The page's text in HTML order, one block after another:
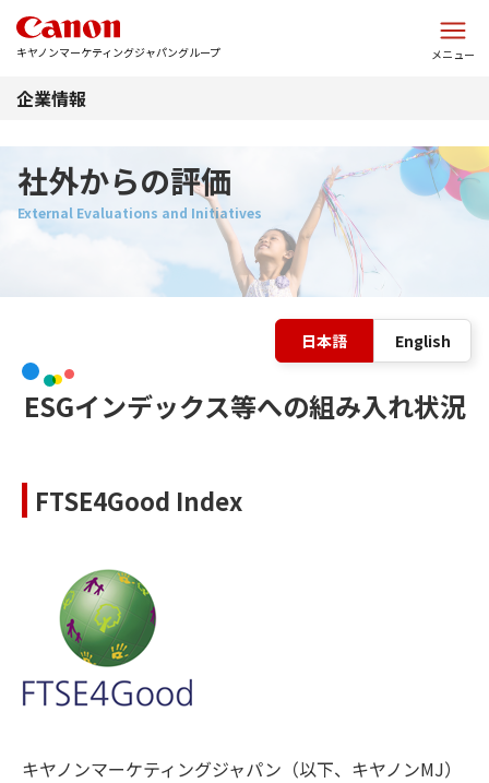
キヤノンマーケティングジャパングループ メニュー
企業情報
社外からの評価
日本語 English
ESGインデックス等への組み入れ状況
FTSE4Good Index
キヤノンマーケティングジャパン（以下、キヤノンMJ）